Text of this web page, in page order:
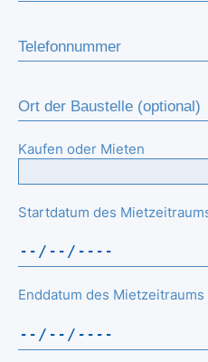
Kaufen oder Mieten
Startdatum des
Enddatum des